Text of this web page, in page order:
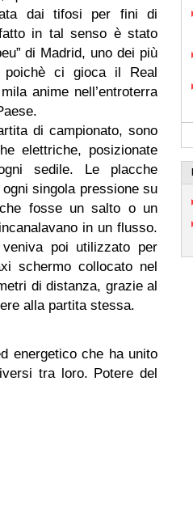
dai tifosi per fini di
in tal senso è stato
di Madrid, uno dei più
poichè ci gioca il Real
anime nell’entroterra
di campionato, sono
elettriche, posizionate
sedile. Le placche
singola pressione su
fosse un salto o un
in un flusso.
poi utilizzato per
schermo collocato nel
di distanza, grazie al
alla partita stessa.
energetico che ha unito
tra loro. Potere del